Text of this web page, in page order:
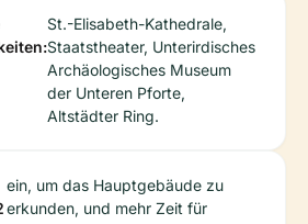
St.-Elisabeth-Kathedrale,
Staatstheater, Unterirdisches
Archäologisches Museum
der Unteren Pforte,
Altstädter Ring.
ein, um das Hauptgebäude zu
erkunden, und mehr Zeit für